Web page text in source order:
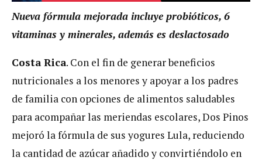
Nueva fórmula mejorada incluye probióticos, 6
vitaminas y minerales, además es deslactosado
Costa Rica. Con el fin de generar beneficios
nutricionales a los menores y apoyar a los padres
de familia con opciones de alimentos saludables
para acompañar las meriendas escolares, Dos Pinos
mejoró la fórmula de sus yogures Lula, reduciendo
la cantidad de azúcar añadido y convirtiéndolo en